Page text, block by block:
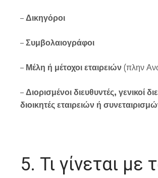
– Δικηγόροι
– Συμβολαιογράφοι
– Μέλη ή μέτοχοι εταιρειών (πλην
– Διορισμένοι διευθυντές, γενικοί
διοικητές εταιρειών ή
5. Τι γίνεται